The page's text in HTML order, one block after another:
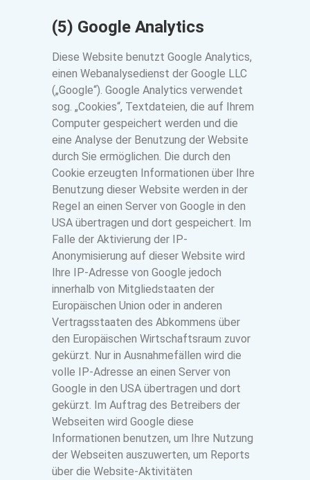
(5) Google Analytics
Diese Website benutzt Google Analytics,
einen Webanalysedienst der Google LLC
(„Google“). Google Analytics verwendet
sog. „Cookies“, Textdateien, die auf Ihrem
Computer gespeichert werden und die
eine Analyse der Benutzung der Website
durch Sie ermöglichen. Die durch den
Cookie erzeugten Informationen über Ihre
Benutzung dieser Website werden in der
Regel an einen Server von Google in den
USA übertragen und dort gespeichert. Im
Falle der Aktivierung der IP-
Anonymisierung auf dieser Website wird
Ihre IP-Adresse von Google jedoch
innerhalb von Mitgliedstaaten der
Europäischen Union oder in anderen
Vertragsstaaten des Abkommens über
den Europäischen Wirtschaftsraum zuvor
gekürzt. Nur in Ausnahmefällen wird die
volle IP-Adresse an einen Server von
Google in den USA übertragen und dort
gekürzt. Im Auftrag des Betreibers der
Webseiten wird Google diese
Informationen benutzen, um Ihre Nutzung
der Webseiten auszuwerten, um Reports
über die Website-Aktivitäten